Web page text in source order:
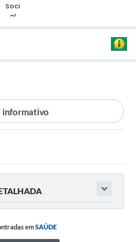
informativo
emSAÚDE